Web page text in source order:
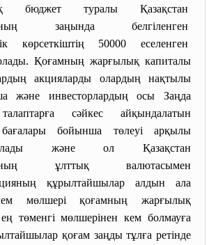
бюджет туралы Қазақстан
заңында белгіленген
көрсеткіштің 50000 еселенген
Қоғамның жарғылық капиталы
акцияларды олардың нақтылы
және инвесторлардың осы Заңда
сәйкес айқындалатын
бағалары бойынша төлеуi арқылы
және ол Қазақстан
ұлттық валютасымен
құрылтайшылар алдын ала
мөлшерi қоғамның жарғылық
төменгi мөлшерiнен кем болмауға
қоғам заңды тұлға ретiнде